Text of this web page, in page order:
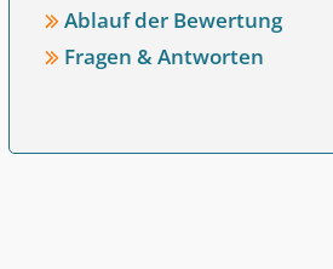
Ablauf der Bewertung
Fragen & Antworten